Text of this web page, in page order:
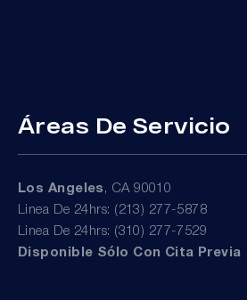
Áreas De Servicio
Los Angeles , CA 90010
Linea De 24hrs: (213) 277-5878
Linea De 24hrs: (310) 277-7529
Disponible Sólo Con Cita Previa